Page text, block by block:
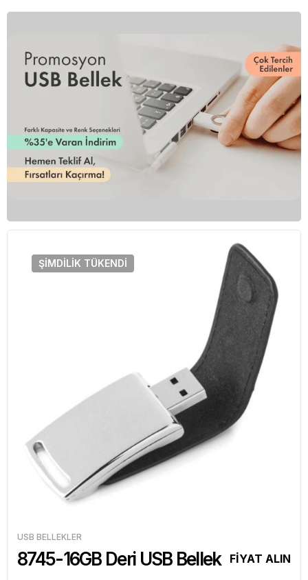
ŞIMDILIK TÜKENDI
USB BELLEKLER
8745-16GB Deri USB Bellek FİYAT ALIN